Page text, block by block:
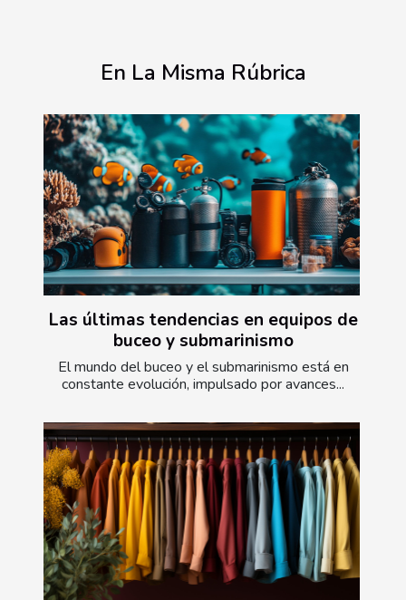
En La Misma Rúbrica
Las últimas tendencias en equipos de
buceo y submarinismo
El mundo del buceo y el submarinismo está en
constante evolución, impulsado por avances...